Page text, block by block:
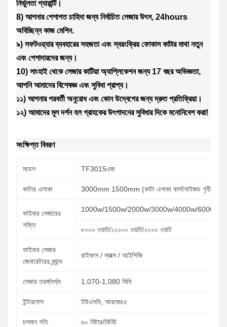
নির্ভুলতা গ্যারান্টি।
8) আপনার পেশাগত চাহিদা জন্য নির্বাচিত লেজার উৎস, 24hours
অবিচ্ছিন্ন কাজ মেশিন.
৯) সফটওয়্যার ব্যবহারের সহজতা এবং স্বয়ংক্রিয় ফোকাস কাটার মাথা নতুন
এবং পেশাদারদের জন্য।
10) সাংহাই থেকে লেজার কাটিয়া অ্যাপ্লিকেশন জন্য 17 বছর অভিজ্ঞতা,
আপনি আমাদের বিশেষজ্ঞ এবং সুবিধা প্রাপ্য।
১১) আপনার পরবর্তী অনুরোধ এবং কোন উদ্বেগের জন্য দ্রুত প্রতিক্রিয়া।
১২) আমাদের মূল দর্শন হল গ্রাহকের উৎপাদনের সুবিধার দিকে মনোনিবেশ করা!
সংক্ষিপ্ত বিবরণ
মডেল TF3015এজ
কাটার এলাকা 3000mm 1500mm (কাটা এলাকা কাস্টমাইজড গৃহীত)
ফাইবার লেজারের
শক্তি
1000w/1500w/2000w/3000w/4000w/6000w/
৮০০০ ওয়াট/১২০০০ ওয়াট/২০০০ ওয়াট
ফাইবার লেজার
জেনারেটরের ব্র্যান্ড
রাইকাস / ম্যাক্স / আইপিজি
লেজার তরঙ্গদৈর্ঘ্য 1,070-1,080 মিমি
ইন্টারফেস ইউএসবি, আরজে৪৫
চলমান গতি ৬০ মিটার/মিনিট